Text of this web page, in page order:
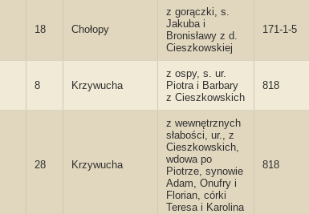
18 Chołopy
z gorączki, s.
Jakuba i
Bronisławy z d.
Cieszkowskiej
171-1-5
8 Krzywucha
z ospy, s. ur.
Piotra i Barbary
z Cieszkowskich
818
28 Krzywucha
z wewnętrznych
słabości, ur., z
Cieszkowskich,
wdowa po
Piotrze, synowie
Adam, Onufry i
Florian, córki
Teresa i Karolina
818